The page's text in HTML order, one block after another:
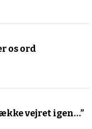
os ord
vejret igen…”